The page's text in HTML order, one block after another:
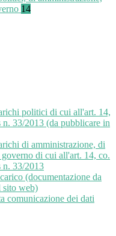
14
politici di cui all'art. 14,
n. 33/2013 (da pubblicare in
di amministrazione, di
di cui all'art. 14, co.
n. 33/2013
(documentazione da
sito web)
comunicazione dei dati